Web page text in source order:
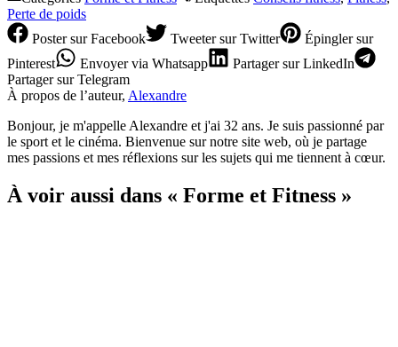
Perte de poids
Postersur Facebook Tweetersur Twitter Épinglersur
Pinterest
Envoyervia Whatsapp Partagersur LinkedIn
Partagersur Telegram
À propos de l’auteur, Alexandre
Bonjour, je m'appelle Alexandre et j'ai 32 ans. Je suis passionné par
le sport et le cinéma. Bienvenue sur notre site web, où je partage
mes passions et mes réflexions sur les sujets qui me tiennent à cœur.
À voir aussi dans « Forme et Fitness »